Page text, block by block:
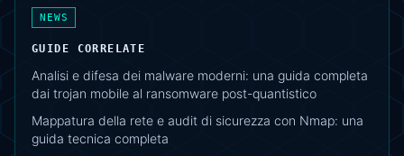
NEWS
GUIDE CORRELATE
Analisi e difesa dei malware moderni: una guida completa
dai trojan mobile al ransomware post-quantistico
Mappatura della rete e audit di sicurezza con Nmap: una
guida tecnica completa